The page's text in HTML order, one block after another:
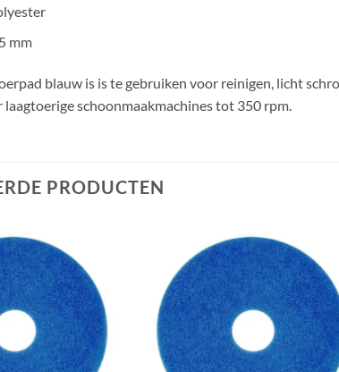
mm
blauw is is te gebruiken voor reinigen, licht
schoonmaakmachines tot 350 rpm.
PRODUCTEN